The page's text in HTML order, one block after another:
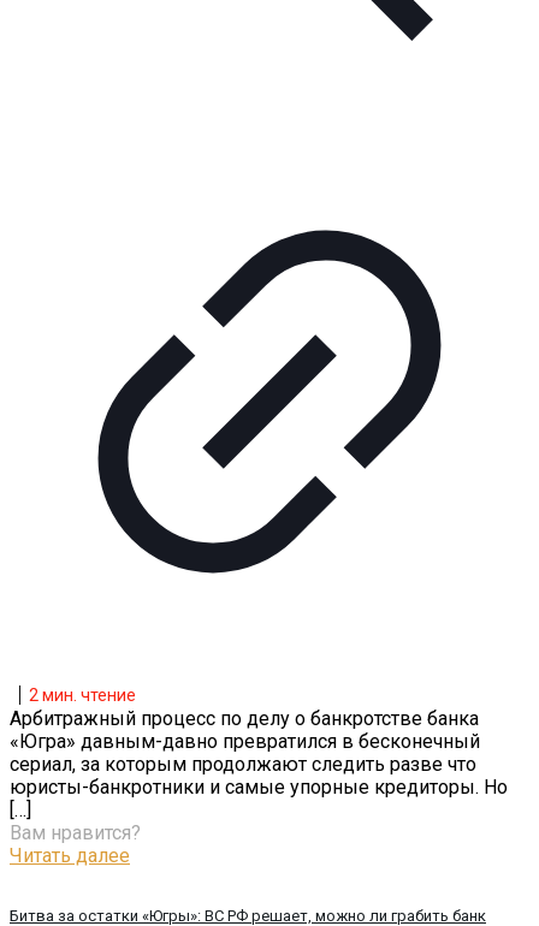
Битва за остатки «Югры»: ВС РФ решает, можно ли грабить банк
2мин. чтение
Арбитражный процесс по делу о банкротстве банка
«Югра» давным-давно превратился в бесконечный
сериал, за которым продолжают следить разве что
юристы-банкротники и самые упорные кредиторы. Но
[…]
Вам нравится?
Читать далее